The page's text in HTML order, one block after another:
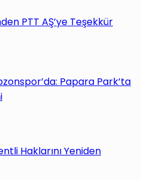
PTT AŞ’ye Teşekkür
Papara Park’ta
Haklarını Yeniden